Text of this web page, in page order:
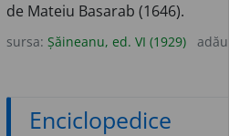
de Mateiu Basarab (1646).
sursa: Șăineanu, ed. VI (1929)
Enciclopedice